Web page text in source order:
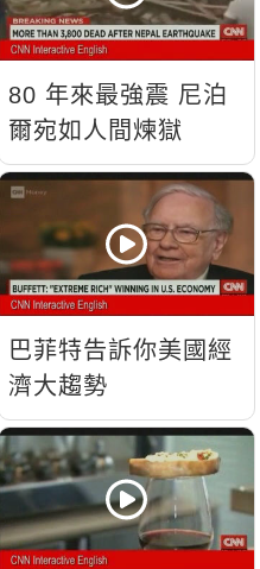
80 年來最強震 尼泊
爾宛如人間煉獄
巴菲特告訴你美國經
濟大趨勢